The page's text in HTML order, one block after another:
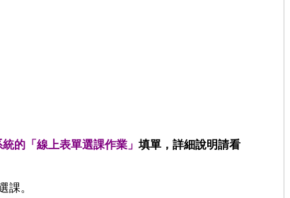
的「線上表單選課作業」 填單，詳細說明請看
課。